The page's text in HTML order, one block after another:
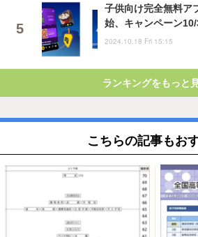
子供向け完全無料ア
始、キャンペーン
2024.10.18 Fri 15:15
ランキングをもっと
こちらの記事もお